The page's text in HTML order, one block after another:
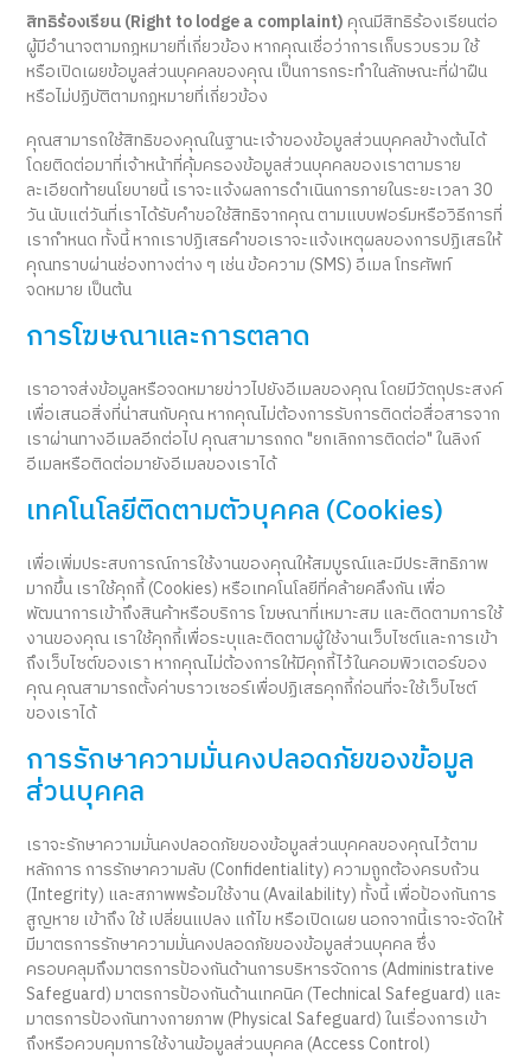
สิทธิร้องเรียน (Right to lodge a complaint) คุณมีสิทธิร้องเรียนต่อ
ผู้มีอำนาจตามกฎหมายที่เกี่ยวข้อง หากคุณเชื่อว่าการเก็บรวบรวม ใช้
หรือเปิดเผยข้อมูลส่วนบุคคลของคุณ เป็นการกระทำในลักษณะที่ฝ่าฝืน
หรือไม่ปฏิบัติตามกฎหมายที่เกี่ยวข้อง
คุณสามารถใช้สิทธิของคุณในฐานะเจ้าของข้อมูลส่วนบุคคลข้างต้นได้
โดยติดต่อมาที่เจ้าหน้าที่คุ้มครองข้อมูลส่วนบุคคลของเราตามราย
ละเอียดท้ายนโยบายนี้ เราจะแจ้งผลการดำเนินการภายในระยะเวลา 30
วัน นับแต่วันที่เราได้รับคำขอใช้สิทธิจากคุณ ตามแบบฟอร์มหรือวิธีการที่
เรากำหนด ทั้งนี้ หากเราปฏิเสธคำขอเราจะแจ้งเหตุผลของการปฏิเสธให้
คุณทราบผ่านช่องทางต่าง ๆ เช่น ข้อความ (SMS) อีเมล โทรศัพท์
จดหมาย เป็นต้น
การโฆษณาและการตลาด
เราอาจส่งข้อมูลหรือจดหมายข่าวไปยังอีเมลของคุณ โดยมีวัตถุประสงค์
เพื่อเสนอสิ่งที่น่าสนกับคุณ หากคุณไม่ต้องการรับการติดต่อสื่อสารจาก
เราผ่านทางอีเมลอีกต่อไป คุณสามารถกด "ยกเลิกการติดต่อ" ในลิงก์
อีเมลหรือติดต่อมายังอีเมลของเราได้
เทคโนโลยีติดตามตัวบุคคล (Cookies)
เพื่อเพิ่มประสบการณ์การใช้งานของคุณให้สมบูรณ์และมีประสิทธิภาพ
มากขึ้น เราใช้คุกกี้ (Cookies) หรือเทคโนโลยีที่คล้ายคลึงกัน เพื่อ
พัฒนาการเข้าถึงสินค้าหรือบริการ โฆษณาที่เหมาะสม และติดตามการใช้
งานของคุณ เราใช้คุกกี้เพื่อระบุและติดตามผู้ใช้งานเว็บไซต์และการเข้า
ถึงเว็บไซต์ของเรา หากคุณไม่ต้องการให้มีคุกกี้ไว้ในคอมพิวเตอร์ของ
คุณ คุณสามารถตั้งค่าบราวเซอร์เพื่อปฏิเสธคุกกี้ก่อนที่จะใช้เว็บไซต์
ของเราได้
การรักษาความมั่นคงปลอดภัยของข้อมูล
ส่วนบุคคล
เราจะรักษาความมั่นคงปลอดภัยของข้อมูลส่วนบุคคลของคุณไว้ตาม
หลักการ การรักษาความลับ (Confidentiality) ความถูกต้องครบถ้วน
(Integrity) และสภาพพร้อมใช้งาน (Availability) ทั้งนี้ เพื่อป้องกันการ
สูญหาย เข้าถึง ใช้ เปลี่ยนแปลง แก้ไข หรือเปิดเผย นอกจากนี้เราจะจัดให้
มีมาตรการรักษาความมั่นคงปลอดภัยของข้อมูลส่วนบุคคล ซึ่ง
ครอบคลุมถึงมาตรการป้องกันด้านการบริหารจัดการ (Administrative
Safeguard) มาตรการป้องกันด้านเทคนิค (Technical Safeguard) และ
มาตรการป้องกันทางกายภาพ (Physical Safeguard) ในเรื่องการเข้า
ถึงหรือควบคุมการใช้งานข้อมูลส่วนบุคคล (Access Control)